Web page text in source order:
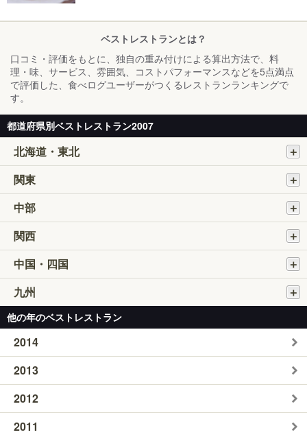
ベストレストランとは？
口コミ・評価をもとに、独自の重み付けによる算出方法で、料
理・味、サービス、雰囲気、コストパフォーマンスなどを5点満点
で評価した、食べログユーザーがつくるレストランランキングで
す。
都道府県別ベストレストラン2007
北海道・東北
関東
中部
関西
中国・四国
九州
他の年のベストレストラン
2014
2013
2012
2011